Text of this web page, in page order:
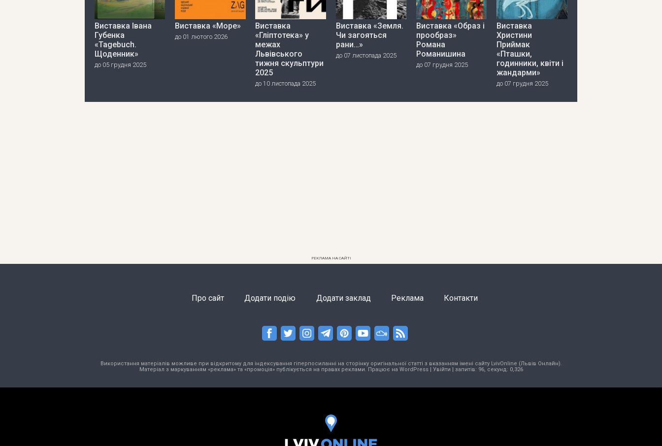
Виставка Івана
Губенка
«Tagebuch.
Щоденник»
до 05 грудня 2025
Виставка «Море»
до 01 лютого 2026
Виставка
«Гліптотека» у
межах
Львівського
тижня скульптури
2025
до 10 листопада 2025
Виставка «Земля.
Чи загояться
рани…»
до 07 листопада 2025
Виставка «Образ і
прообраз»
Романа
Романишина
до 07 грудня 2025
Виставка
Христини
Приймак
«Пташки,
годинники, квіти і
жандарми»
до 07 грудня 2025
РЕКЛАМА НА САЙТІ
Про сайт Додати подію Додати заклад Реклама Контакти
Використання матеріалів можливе при відкритому для індексування гіперпосиланні на сторінку оригінальної статті з вказанням імені сайту LvivOnline (Львів Онлайн).
Матеріал з маркуванням «реклама» та «промоція» публікується на правах реклами. Працює на WordPress| Увійти | запитів: 96, секунд: 0,326